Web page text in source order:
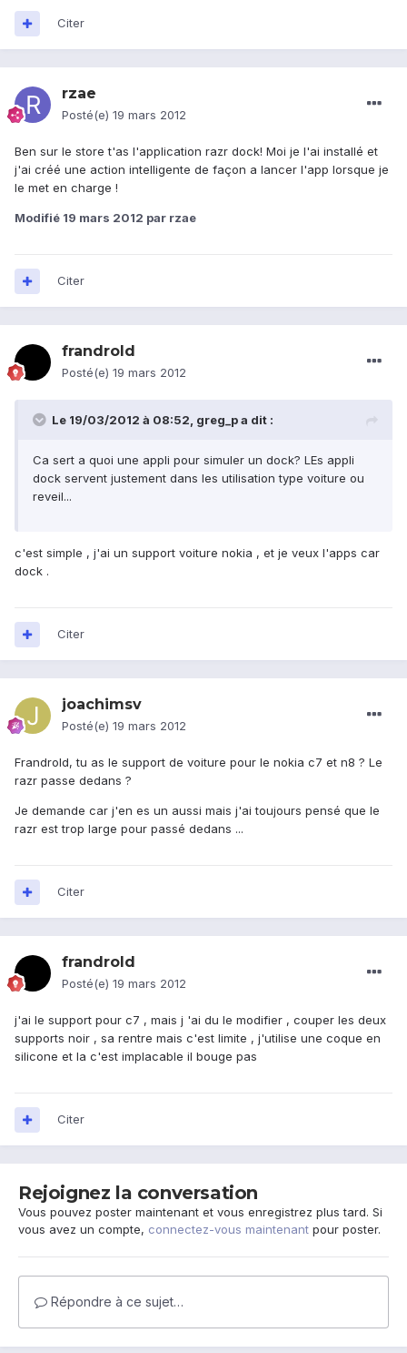
Citer
rzae
Posté(e) 19 mars 2012
Ben sur le store t'as l'application razr dock! Moi je l'ai installé et
j'ai créé une action intelligente de façon a lancer l'app lorsque je
le met en charge !
Modifié 19 mars 2012 par rzae
Citer
frandrold
Posté(e) 19 mars 2012
Le 19/03/2012 à 08:52, greg_p a dit :
Ca sert a quoi une appli pour simuler un dock? LEs appli
dock servent justement dans les utilisation type voiture ou
reveil...
c'est simple , j'ai un support voiture nokia , et je veux l'apps car
dock .
Citer
joachimsv
Posté(e) 19 mars 2012
Frandrold, tu as le support de voiture pour le nokia c7 et n8 ? Le
razr passe dedans ?
Je demande car j'en es un aussi mais j'ai toujours pensé que le
razr est trop large pour passé dedans ...
Citer
frandrold
Posté(e) 19 mars 2012
j'ai le support pour c7 , mais j 'ai du le modifier , couper les deux
supports noir , sa rentre mais c'est limite , j'utilise une coque en
silicone et la c'est implacable il bouge pas
Citer
Rejoignez la conversation
Vous pouvez poster maintenant et vous enregistrez plus tard. Si
vous avez un compte, connectez-vous maintenant pour poster.
Répondre à ce sujet…